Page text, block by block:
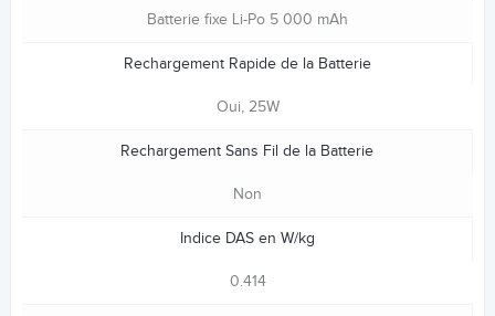
Batterie fixe Li-Po 5 000 mAh
Rechargement Rapide de la Batterie
Oui, 25W
Rechargement Sans Fil de la Batterie
Non
Indice DAS en W/kg
0.414